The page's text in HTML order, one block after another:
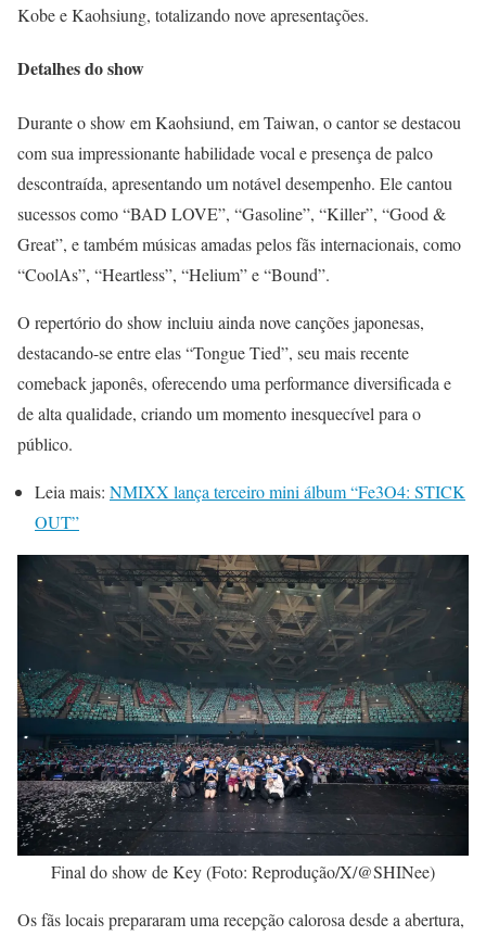
Kobe e Kaohsiung, totalizando nove apresentações.
Detalhes do show
Durante o show em Kaohsiund, em Taiwan, o cantor se destacou
com sua impressionante habilidade vocal e presença de palco
descontraída, apresentando um notável desempenho. Ele cantou
sucessos como “BAD LOVE”, “Gasoline”, “Killer”, “Good &
Great”, e também músicas amadas pelos fãs internacionais, como
“CoolAs”, “Heartless”, “Helium” e “Bound”.
O repertório do show incluiu ainda nove canções japonesas,
destacando-se entre elas “Tongue Tied”, seu mais recente
comeback japonês, oferecendo uma performance diversificada e
de alta qualidade, criando um momento inesquecível para o
público.
Leia mais: NMIXX lança terceiro mini álbum “Fe3O4: STICK
OUT”
Final do show de Key (Foto: Reprodução/X/@SHINee)
Os fãs locais prepararam uma recepção calorosa desde a abertura,